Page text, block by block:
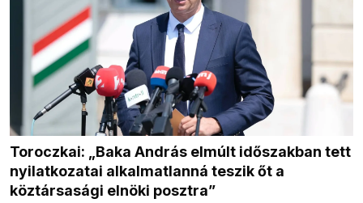
Toroczkai: „Baka András elmúlt időszakban tett
nyilatkozatai alkalmatlanná teszik őt a
köztársasági elnöki posztra”